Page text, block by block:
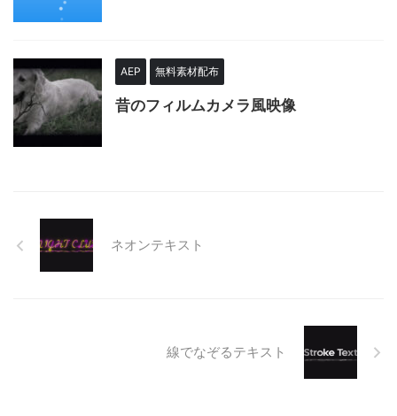
AEP 無料素材配布
昔のフィルムカメラ風映像
ネオンテキスト
線でなぞるテキスト